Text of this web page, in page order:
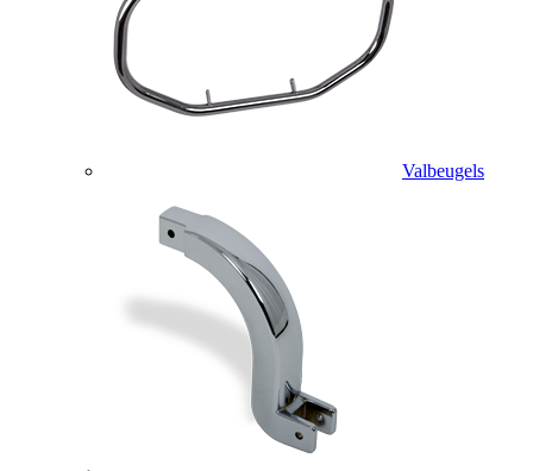
Valbeugels